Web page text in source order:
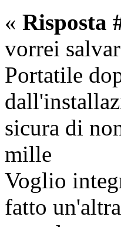
« Risposta
vorrei
Portatile
sicura di
mille
Voglio
fatto